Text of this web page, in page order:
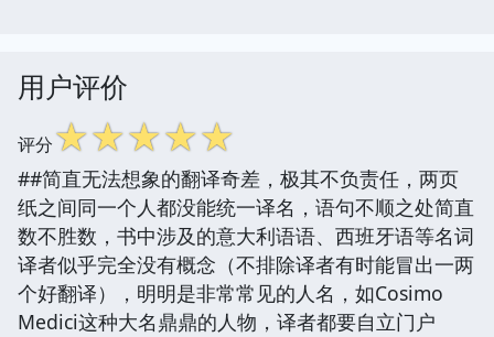
用户评价
评分☆☆☆☆☆
##简直无法想象的翻译奇差，极其不负责任，两页
纸之间同一个人都没能统一译名，语句不顺之处简直
数不胜数，书中涉及的意大利语语、西班牙语等名词
译者似乎完全没有概念（不排除译者有时能冒出一两
个好翻译），明明是非常常见的人名，如Cosimo
Medici这种大名鼎鼎的人物，译者都要自立门户